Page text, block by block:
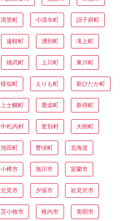
清里町 小清水町 訓子府町
遠軽町 湧別町 滝上町
雄武町 上川町 東川町
様似町 えりも町 新ひだか町
上士幌町 鹿追町 新得町
中札内村 更別村 大樹町
池田町 豊頃町 北海道
小樽市 旭川市 室蘭市
北見市 夕張市 岩見沢市
苫小牧市 稚内市 美唄市